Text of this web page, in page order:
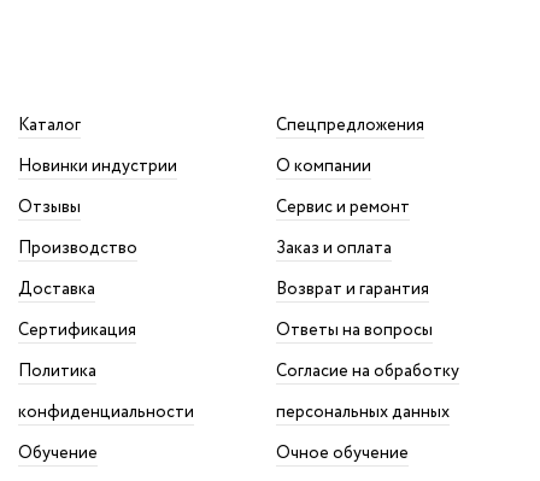
Каталог
Спецпредложения
Новинки индустрии
О компании
Отзывы
Сервис и ремонт
Производство
Заказ и оплата
Доставка
Возврат и гарантия
Сертификация
Ответы на вопросы
Политика
конфиденциальности
Согласие на обработку
персональных данных
Обучение
Очное обучение